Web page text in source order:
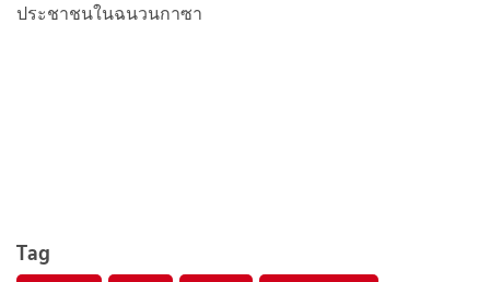
ประชาชนในฉนวนกาซา
Tag